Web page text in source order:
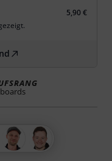
5,90 €